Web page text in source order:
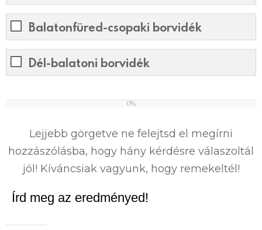
Balatonfüred-csopaki borvidék
Dél-balatoni borvidék
0%
Lejjebb görgetve ne felejtsd el megírni
hozzászólásba, hogy hány kérdésre válaszoltál
jól! Kíváncsiak vagyunk, hogy remekeltél!
Írd meg az eredményed!